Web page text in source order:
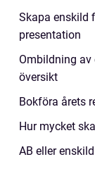
Skapa enskild
presentation
Ombildning
översikt
Bokföra årets
Hur mycket
AB eller